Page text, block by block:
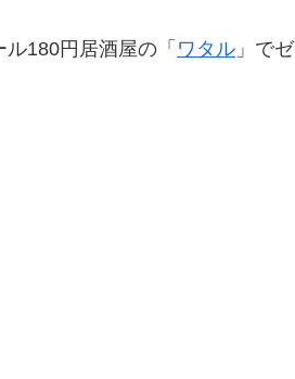
180円居酒屋の「 ワタル 」でゼ